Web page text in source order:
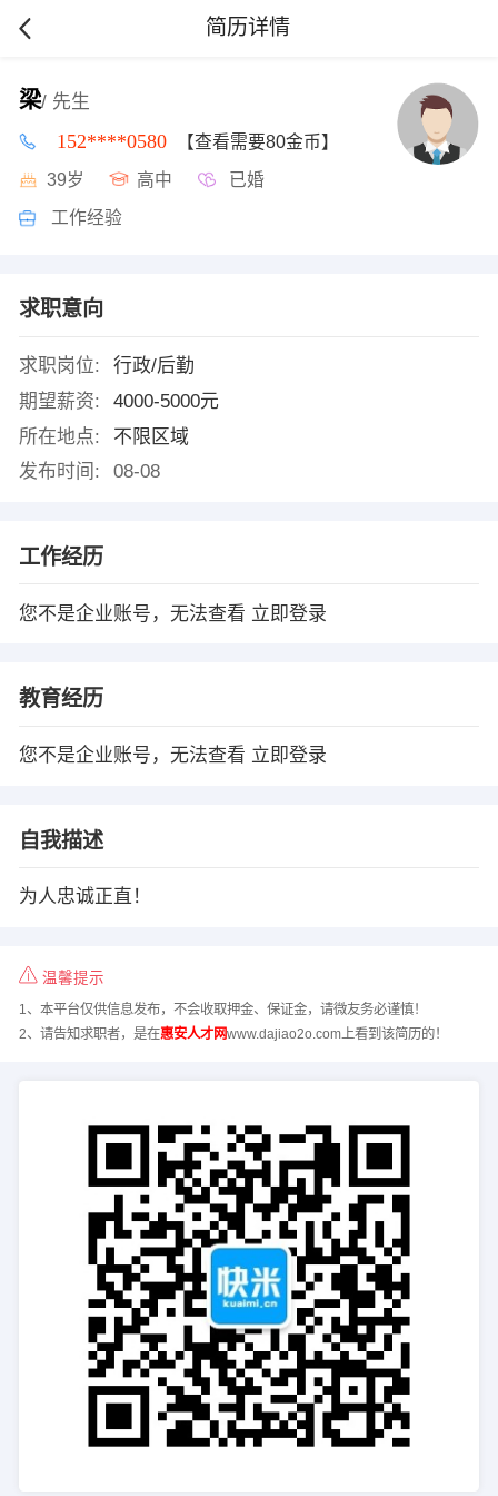
简历详情
梁/ 先生
152****0580 【查看需要80金币】
39岁 高中 已婚
工作经验
求职意向
求职岗位:
行政/后勤
期望薪资:
4000-5000元
所在地点:
不限区域
发布时间:
08-08
工作经历
您不是企业账号，无法查看 立即登录
教育经历
您不是企业账号，无法查看 立即登录
自我描述
为人忠诚正直！
温馨提示
1、本平台仅供信息发布，不会收取押金、保证金，请微友务必谨慎！
2、请告知求职者，是在惠安人才网www.dajiao2o.com上看到该简历的！